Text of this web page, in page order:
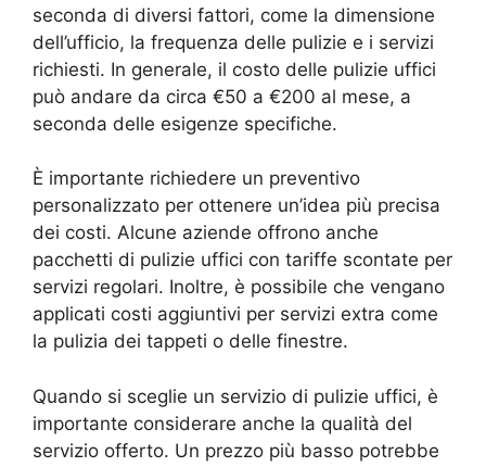
seconda di diversi fattori, come la dimensione
dell’ufficio, la frequenza delle pulizie e i servizi
richiesti. In generale, il costo delle pulizie uffici
può andare da circa €50 a €200 al mese, a
seconda delle esigenze specifiche.
È importante richiedere un preventivo
personalizzato per ottenere un’idea più precisa
dei costi. Alcune aziende offrono anche
pacchetti di pulizie uffici con tariffe scontate per
servizi regolari. Inoltre, è possibile che vengano
applicati costi aggiuntivi per servizi extra come
la pulizia dei tappeti o delle finestre.
Quando si sceglie un servizio di pulizie uffici, è
importante considerare anche la qualità del
servizio offerto. Un prezzo più basso potrebbe